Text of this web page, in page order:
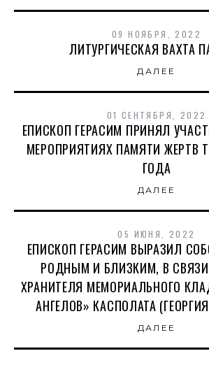
09 НОЯБРЯ, 2022
ЛИТУРГИЧЕСКАЯ ВАХТА
ДАЛЕЕ
01 СЕНТЯБРЯ, 2022
ЕПИСКОП ГЕРАСИМ ПРИНЯЛ
МЕРОПРИЯТИЯХ ПАМЯТИ ЖЕРТВ
ГОДА
ДАЛЕЕ
05 ИЮНЯ, 2022
ЕПИСКОП ГЕРАСИМ ВЫРАЗИЛ
РОДНЫМ И БЛИЗКИМ, В
ХРАНИТЕЛЯ МЕМОРИАЛЬНОГО
АНГЕЛОВ» КАСПОЛАТА
ДАЛЕЕ